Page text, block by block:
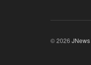
© 2026 JNews